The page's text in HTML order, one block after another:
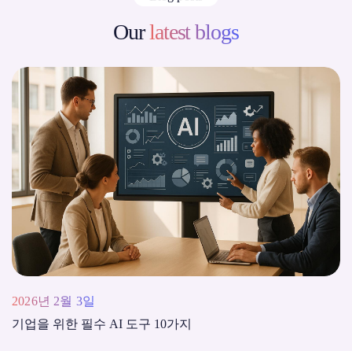
Ourlatest blogs
2026년 2월 3일
기업을 위한 필수 AI 도구 10가지